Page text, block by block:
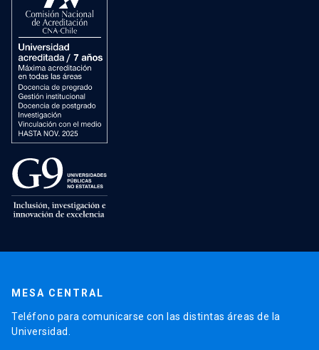
MESA CENTRAL
Teléfono para comunicarse con las distintas áreas de la
Universidad.